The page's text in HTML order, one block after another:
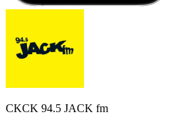
CKCK 94.5 JACK fm